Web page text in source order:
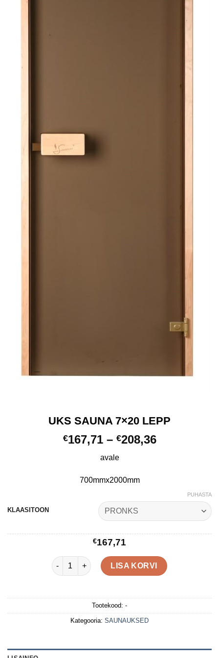
UKS SAUNA 7×20 LEPP
€167,71 – €208,36
avale
700mmx2000mm
KLAASITOON
PUHASTA
€167,71
UKS SAUNA 7x20 LEPP kogus
LISA KORVI
Tootekood: -
Kategooria: SAUNAUKSED